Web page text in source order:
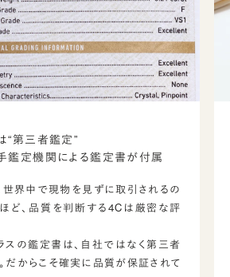
“第三者鑑定”
鑑定機関による鑑定書が付属
世界中で現物を見ずに取引されるの
ど、品質を判断する4Cは厳密な評
スの鑑定書は、自社ではなく第三者
だからこそ確実に品質が保証されて